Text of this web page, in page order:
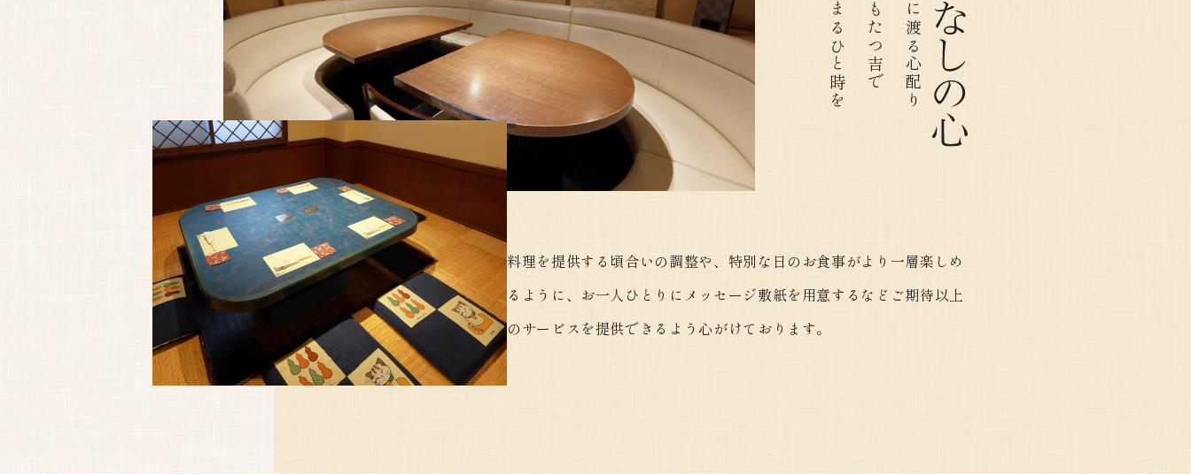
細部に渡る心配り
今日もたつ吉で
​​​​​​​​​​​​​​心温まるひと時を
料理を提供する頃合いの調整や、特別な日のお食事がより一層楽しめ
るように、お一人ひとりにメッセージ敷紙を用意するなどご期待以上
のサービスを提供できるよう心がけております。